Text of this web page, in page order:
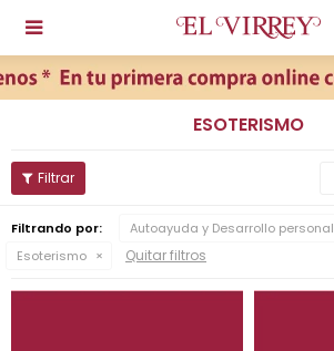

ESOTERISMO
Filtrando por:
Autoayuda y Desarrollo personal
Esoterismo
Quitar filtros